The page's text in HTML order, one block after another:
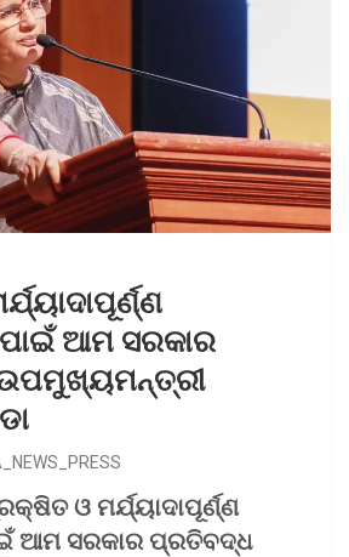
ଆମ ସରକାର
ଓ ମର୍ଯ୍ୟାଦାପୂର୍ଣ୍ଣ
ଆମ ସରକାର ପ୍ରତିବଦ୍ଧ